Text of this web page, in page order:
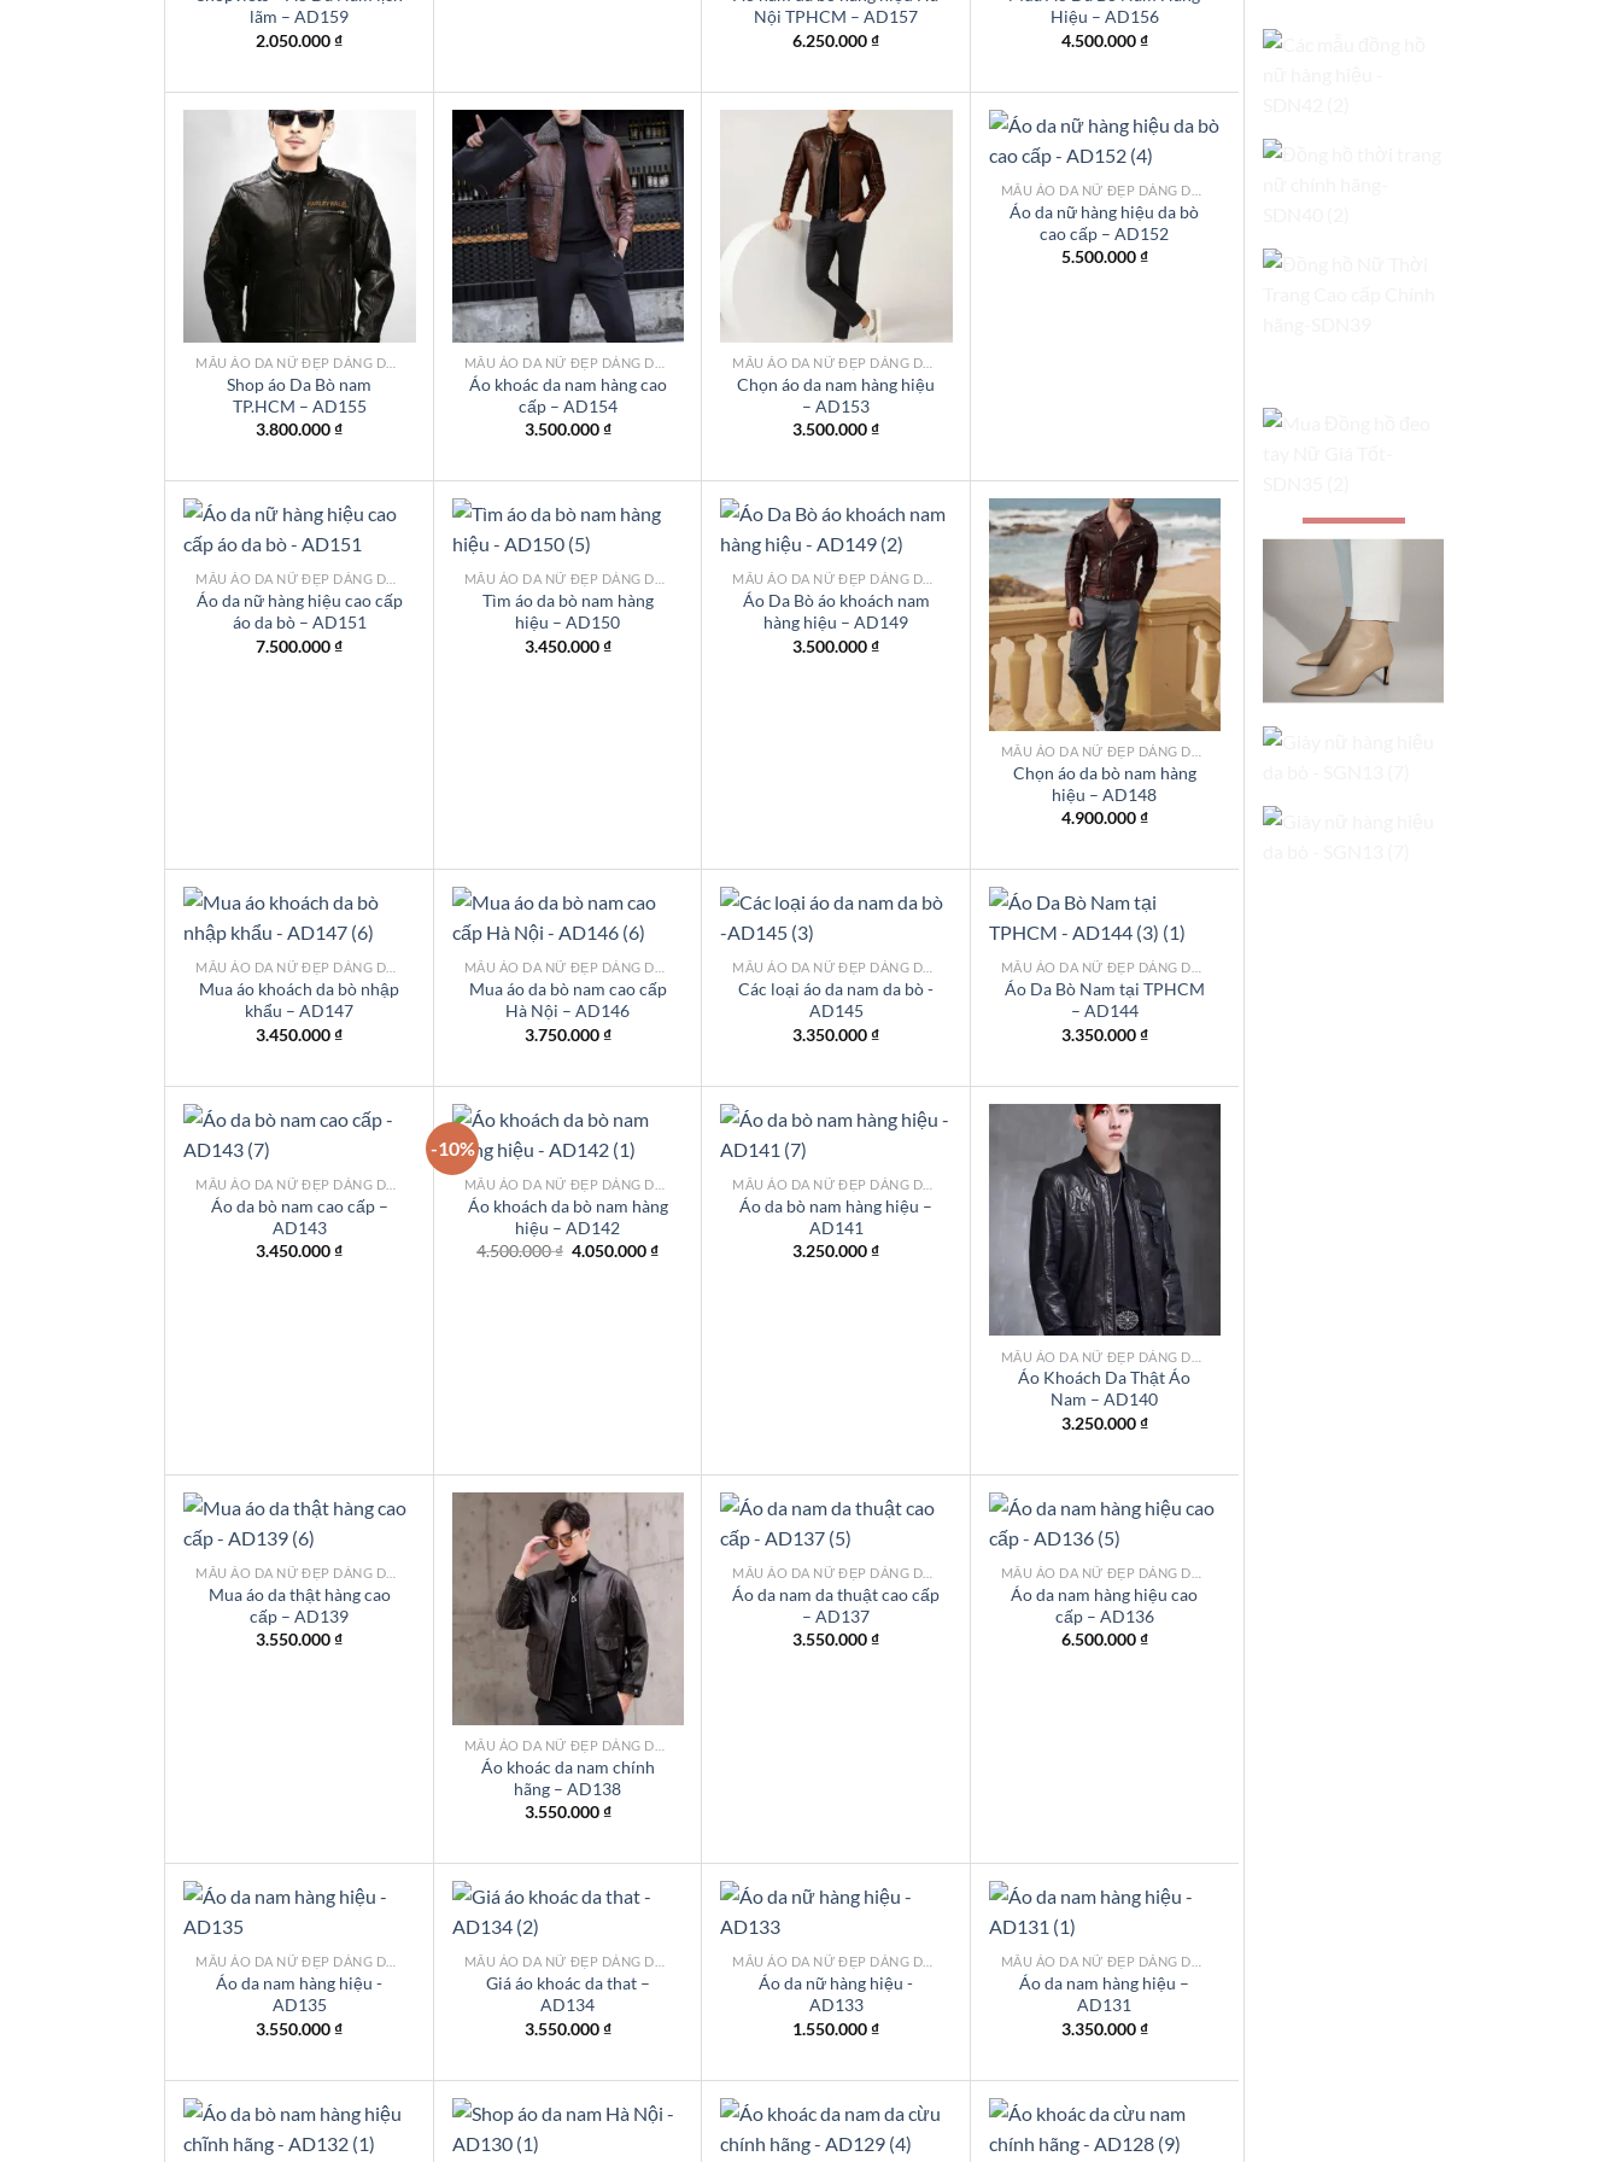
lãm – AD159
2.050.000₫
Nội TPHCM – AD157
6.250.000₫
Hiệu – AD156
4.500.000₫
Add to
wishlist
Shop áo Da Bò nam
TP.HCM – AD155
3.800.000₫
Add to
wishlist
Áo khoác da nam hàng cao
cấp – AD154
3.500.000₫
Chọn áo da nam hàng hiệu
– AD153
3.500.000₫
Add to
wishlist
Áo da nữ hàng hiệu da bò
cao cấp – AD152
5.500.000₫
Add to
wishlist
Áo da nữ hàng hiệu cao cấp
áo da bò – AD151
7.500.000₫
Add to
wishlist
Tìm áo da bò nam hàng
hiệu – AD150
3.450.000₫
Add to
wishlist
Áo Da Bò áo khoách nam
hàng hiệu – AD149
3.500.000₫
Add to
wishlist
Chọn áo da bò nam hàng
hiệu – AD148
4.900.000₫
Add to
wishlist
Mua áo khoách da bò nhập
khẩu – AD147
3.450.000₫
Add to
wishlist
Mua áo da bò nam cao cấp
Hà Nội – AD146
3.750.000₫
wishlist
Các loại áo da nam da bò -
AD145
3.350.000₫
wishlist
Áo Da Bò Nam tại TPHCM
– AD144
3.350.000₫
wishlist
Áo da bò nam cao cấp –
AD143
3.450.000₫
-10%
Add to
wishlist
Áo khoách da bò nam hàng
hiệu – AD142
4.500.000₫ Giá
4.050.000₫Giá
wishlist
Áo da bò nam hàng hiệu –
AD141
3.250.000₫
Add to
wishlist
Áo Khoách Da Thật Áo
Nam – AD140
3.250.000₫
Add to
wishlist
Mua áo da thật hàng cao
cấp – AD139
3.550.000₫
Add to
wishlist
Áo khoác da nam chính
hãng – AD138
3.550.000₫
wishlist
Áo da nam da thuật cao cấp
– AD137
3.550.000₫
Add to
wishlist
Áo da nam hàng hiệu cao
cấp – AD136
6.500.000₫
wishlist
Áo da nam hàng hiệu -
AD135
3.550.000₫
wishlist
Giá áo khoác da that –
AD134
3.550.000₫
wishlist
Áo da nữ hàng hiệu -
AD133
1.550.000₫
wishlist
Áo da nam hàng hiệu –
AD131
3.350.000₫